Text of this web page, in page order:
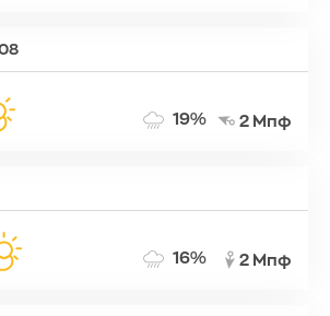
19% 2 Μπφ
16% 2 Μπφ